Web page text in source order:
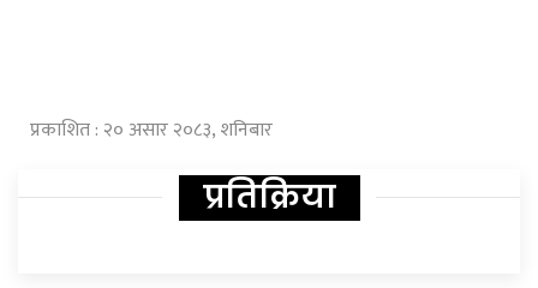
प्रकाशित : २० असार २०८३, शनिबार
प्रतिक्रिया